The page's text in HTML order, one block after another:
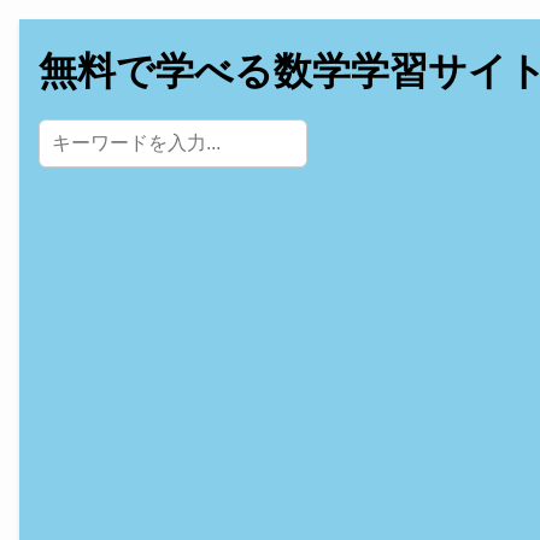
無料で学べる数学学習サイ
サイト内検索